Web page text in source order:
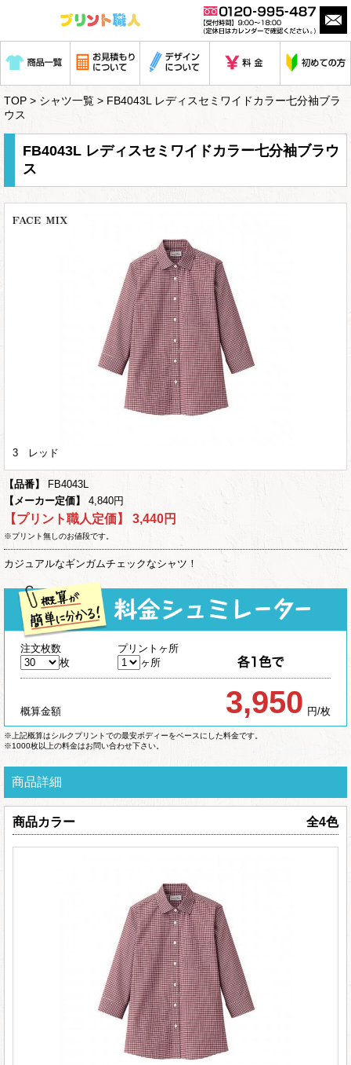
TOP > シャツ一覧 > FB4043L レディスセミワイドカラー七分袖ブラ
ウス
FB4043L レディスセミワイドカラー七分袖ブラウ
ス
3 レッド
【品番】
FB4043L
【メーカー定価】
4,840円
【プリント職人定価】 3,440円
※プリント無しのお値段です。
カジュアルなギンガムチェックなシャツ！
注文枚数
プリントヶ所
枚
ヶ所
概算金額 3,950 円/枚
※上記概算はシルクプリントでの最安ボディーをベースにした料金です。
※1000枚以上の料金はお問い合わせ下さい。
商品詳細
商品カラー 全4色